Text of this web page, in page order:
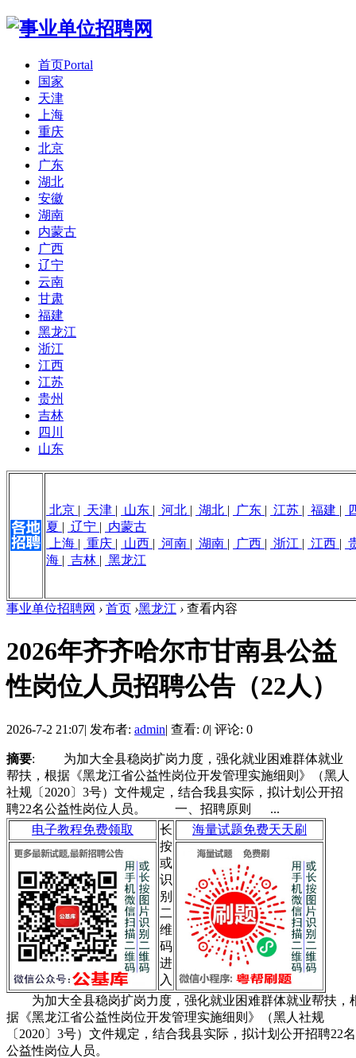
首页Portal
国家
天津
上海
重庆
北京
广东
湖北
安徽
湖南
内蒙古
广西
辽宁
云南
甘肃
福建
黑龙江
浙江
江西
江苏
贵州
吉林
四川
山东
北京 | 天津 | 山东 | 河北 | 湖北 | 广东 | 江苏 | 福建 |
夏 | 辽宁 | 内蒙古
上海 | 重庆 | 山西 | 河南 | 湖南 | 广西 | 浙江 | 江西 |
海 | 吉林 | 黑龙江
事业单位招聘网 › 首页 ›黑龙江 › 查看内容
2026年齐齐哈尔市甘南县公益
性岗位人员招聘公告（22人）
2026-7-2 21:07| 发布者: admin| 查看: 0| 评论: 0
摘要: 为加大全县稳岗扩岗力度，强化就业困难群体就业
帮扶，根据《黑龙江省公益性岗位开发管理实施细则》（黑人
社规〔2020〕3号）文件规定，结合我县实际，拟计划公开招
聘22名公益性岗位人员。 一、招聘原则 ...
电子教程免费领取
长
按
或
识
别
二
维
码
进
入
海量试题免费天天刷
为加大全县稳岗扩岗力度，强化就业困难群体就业帮扶，
据《黑龙江省公益性岗位开发管理实施细则》（黑人社规
〔2020〕3号）文件规定，结合我县实际，拟计划公开招聘22名
公益性岗位人员。